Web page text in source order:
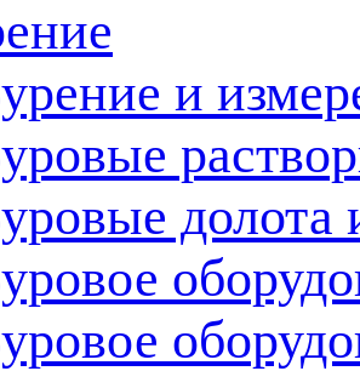
и
долота